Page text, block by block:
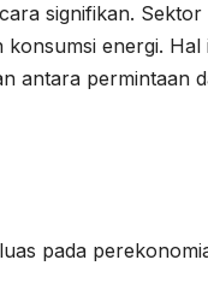
signifikan. Sektor
energi. Hal
antara permintaan
pada